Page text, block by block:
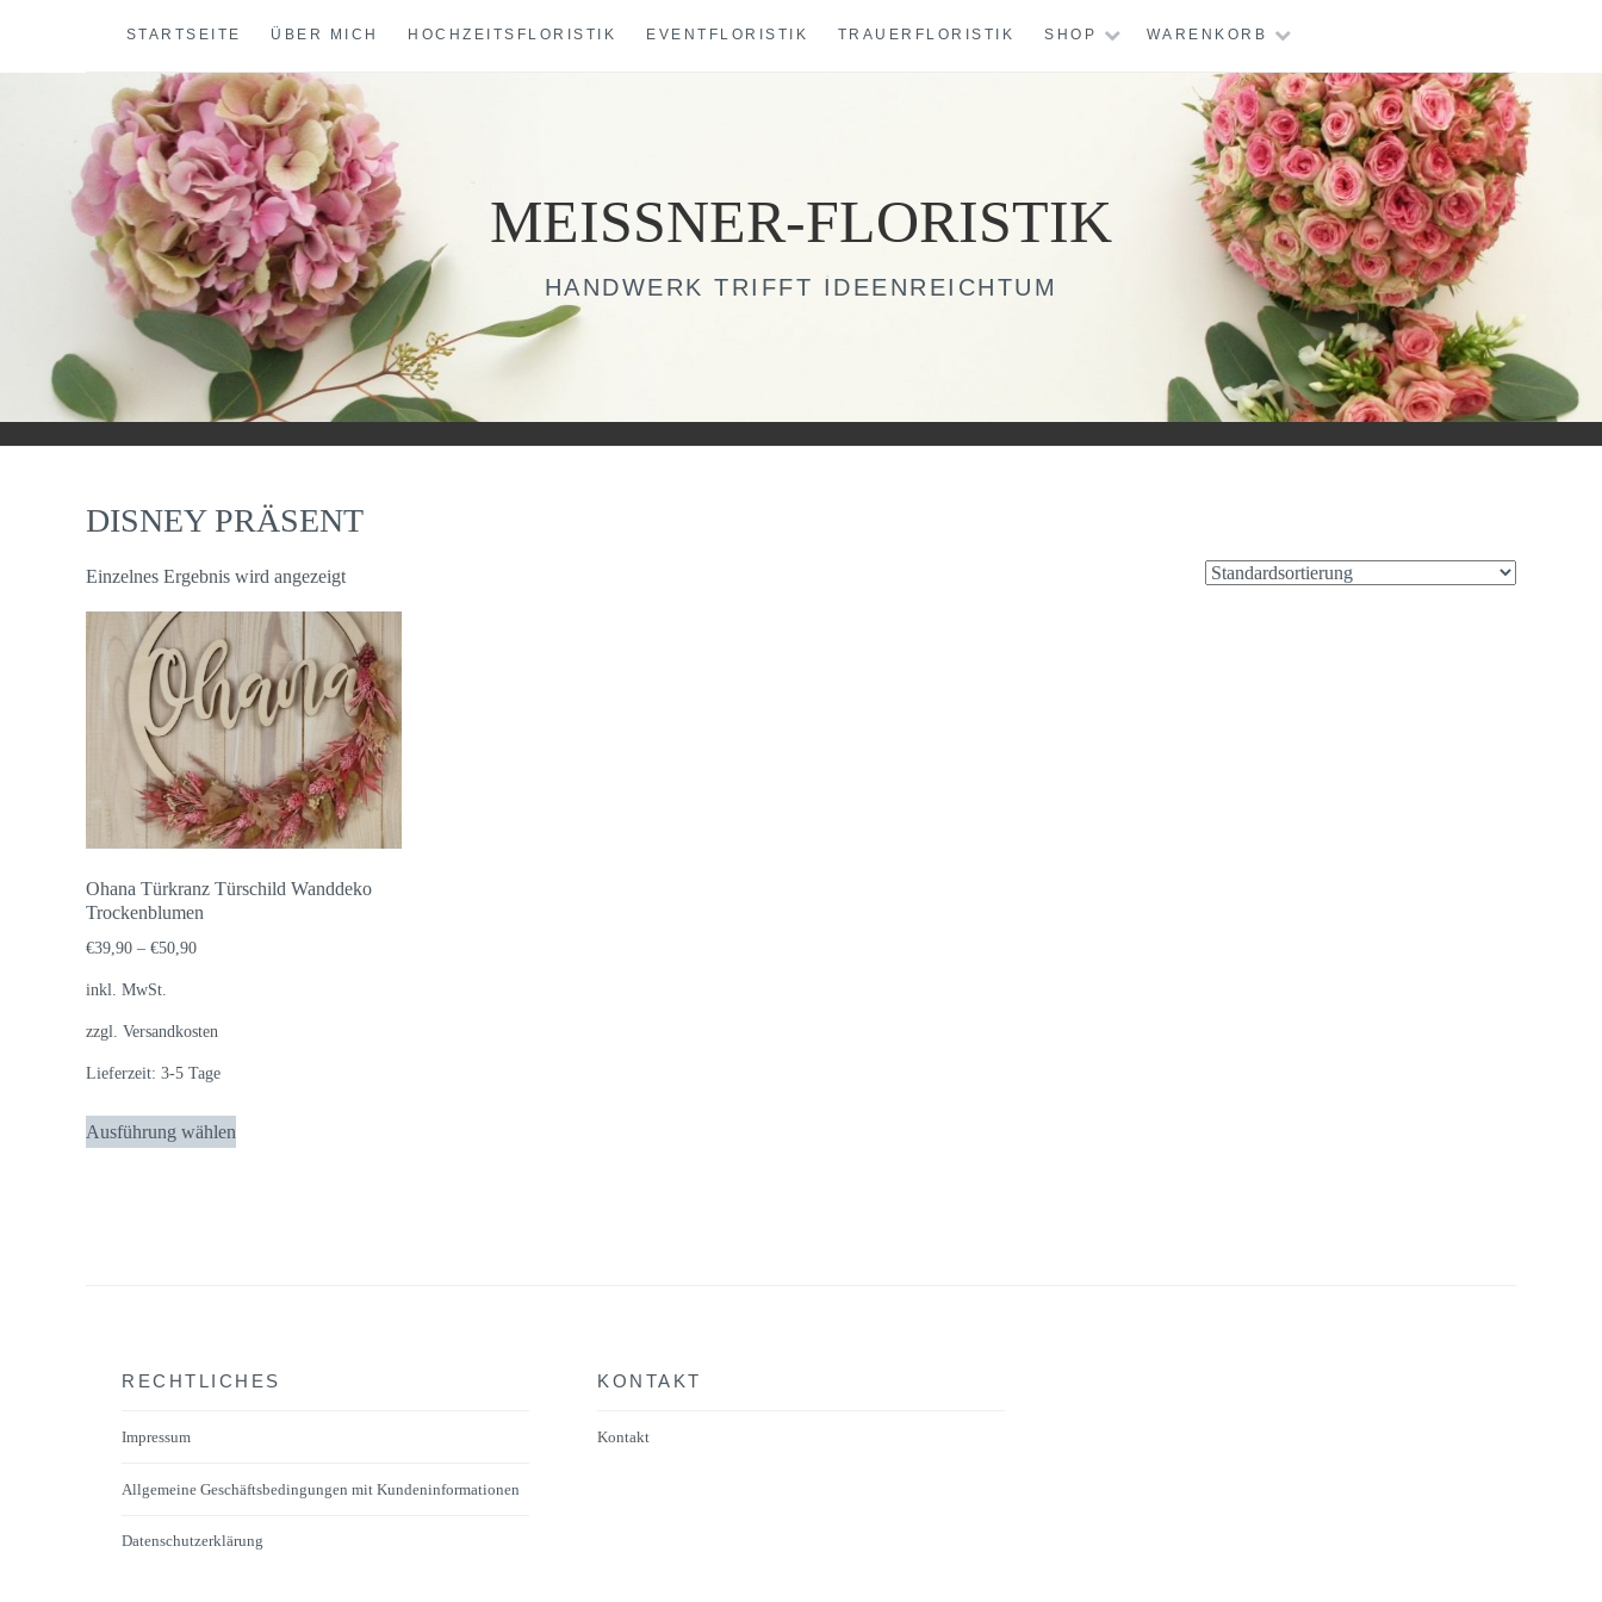
content
STARTSEITE ÜBER MICH HOCHZEITSFLORISTIK EVENTFLORISTIK TRAUERFLORISTIK SHOP WARENKORB
MEISSNER-FLORISTIK
HANDWERK TRIFFT IDEENREICHTUM
DISNEY PRÄSENT
Einzelnes Ergebnis wird angezeigt
Ohana Türkranz Türschild Wanddeko
Trockenblumen
€39,90 – €50,90
inkl. MwSt.
zzgl. Versandkosten
Lieferzeit: 3-5 Tage
Ausführung wählen
Dieses
Produkt
gewählt
RECHTLICHES
Impressum
Allgemeine Geschäftsbedingungen mit Kundeninformationen
Datenschutzerklärung
KONTAKT
Kontakt